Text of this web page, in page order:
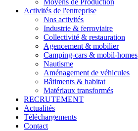
Moyens de Production
Activités de l'entreprise
Nos activités
Industrie & ferroviaire
Collectivité & restauration
Agencement & mobilier
Camping-cars & mobil-homes
Nautisme
Aménagement de véhicules
Bâtiments & habitat
Matériaux transformés
RECRUTEMENT
Actualités
Téléchargements
Contact